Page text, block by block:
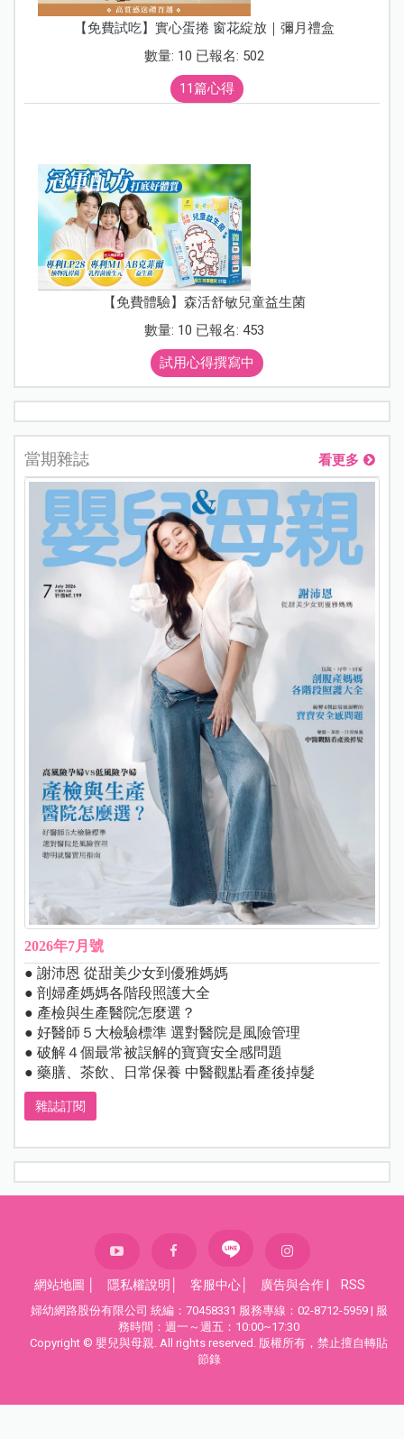
【免費試吃】實心蛋捲 窗花綻放｜彌月禮盒
數量: 10 已報名: 502
11篇心得
【免費體驗】森活舒敏兒童益生菌
數量: 10 已報名: 453
試用心得撰寫中
當期雜誌 看更多
2026年7月號
● 謝沛恩 從甜美少女到優雅媽媽
● 剖婦產媽媽各階段照護大全
● 產檢與生產醫院怎麼選？
● 好醫師５大檢驗標準 選對醫院是風險管理
● 破解４個最常被誤解的寶寶安全感問題
● 藥膳、茶飲、日常保養 中醫觀點看產後掉髮
雜誌訂閱
網站地圖 隱私權說明 客服中心 廣告與合作 RSS
婦幼網路股份有限公司 統編：70458331 服務專線：02-8712-5959 | 服
務時間：週一～週五：10:00~17:30
Copyright © 嬰兒與母親. All rights reserved. 版權所有，禁止擅自轉貼
節錄